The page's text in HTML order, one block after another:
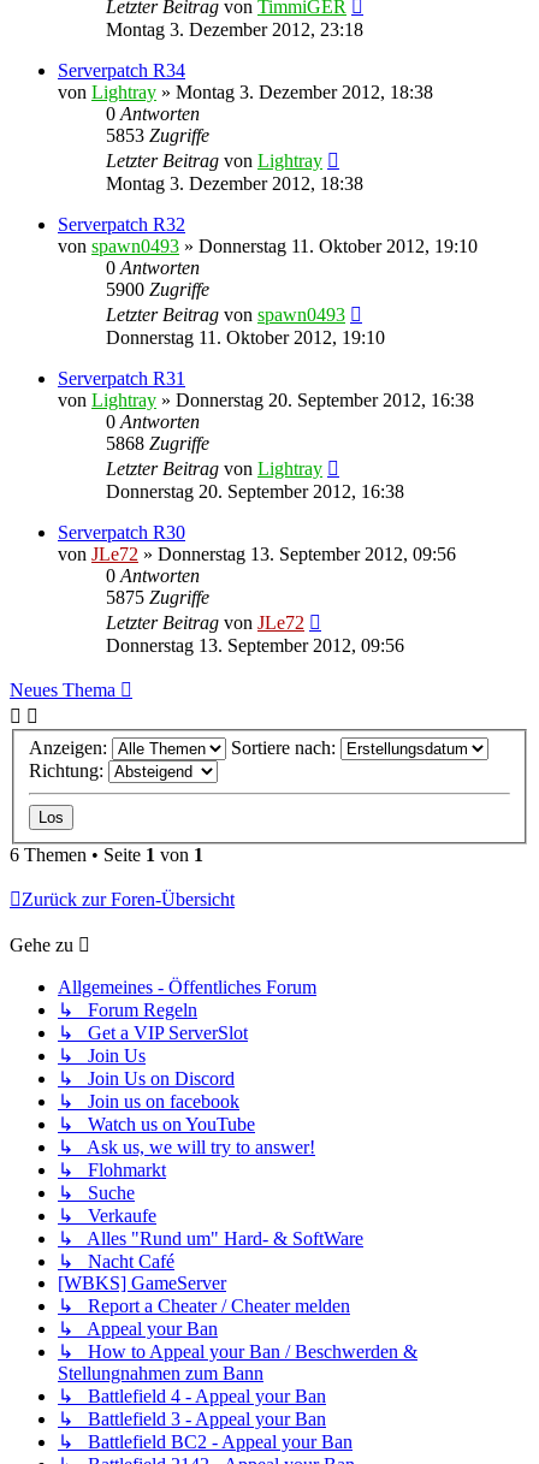
Letzter Beitrag von TimmiGER
Montag 3. Dezember 2012, 23:18
Serverpatch R34
von Lightray » Montag 3. Dezember 2012, 18:38
0 Antworten
5853 Zugriffe
Letzter Beitrag von Lightray
Montag 3. Dezember 2012, 18:38
Serverpatch R32
von spawn0493 » Donnerstag 11. Oktober 2012, 19:10
0 Antworten
5900 Zugriffe
Letzter Beitrag von spawn0493
Donnerstag 11. Oktober 2012, 19:10
Serverpatch R31
von Lightray » Donnerstag 20. September 2012, 16:38
0 Antworten
5868 Zugriffe
Letzter Beitrag von Lightray
Donnerstag 20. September 2012, 16:38
Serverpatch R30
von JLe72 » Donnerstag 13. September 2012, 09:56
0 Antworten
5875 Zugriffe
Letzter Beitrag von JLe72
Donnerstag 13. September 2012, 09:56
Neues Thema
Anzeigen:
Sortiere nach:
Richtung:
6 Themen • Seite 1 von 1
Zurück zur Foren-Übersicht
Gehe zu
Allgemeines - Öffentliches Forum
↳ Forum Regeln
↳ Get a VIP ServerSlot
↳ Join Us
↳ Join Us on Discord
↳ Join us on facebook
↳ Watch us on YouTube
↳ Ask us, we will try to answer!
↳ Flohmarkt
↳ Suche
↳ Verkaufe
↳ Alles "Rund um" Hard- & SoftWare
↳ Nacht Café
[WBKS] GameServer
↳ Report a Cheater / Cheater melden
↳ Appeal your Ban
↳ How to Appeal your Ban / Beschwerden &
Stellungnahmen zum Bann
↳ Battlefield 4 - Appeal your Ban
↳ Battlefield 3 - Appeal your Ban
↳ Battlefield BC2 - Appeal your Ban